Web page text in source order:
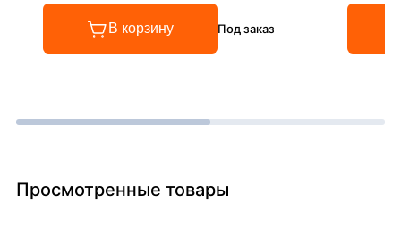
В корзину Под заказ
Просмотренные товары